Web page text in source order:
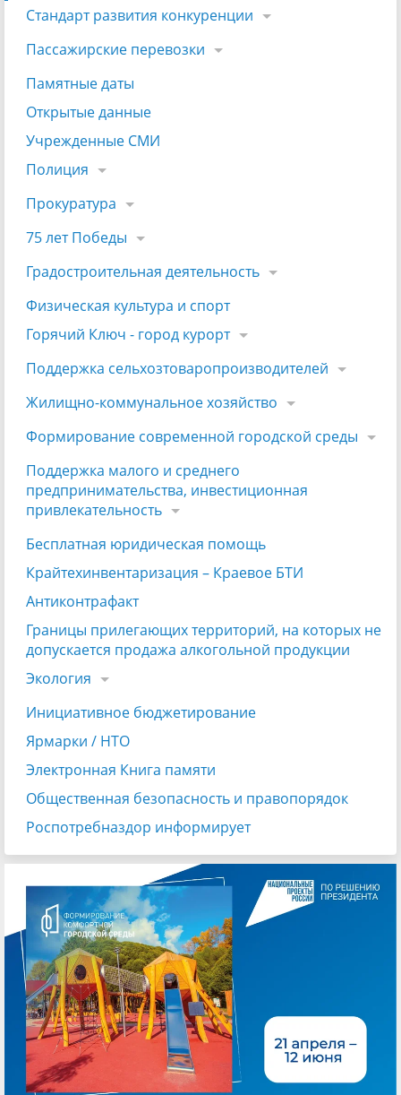
Стандарт развития конкуренции
Пассажирские перевозки
Памятные даты
Открытые данные
Учрежденные СМИ
Полиция
Прокуратура
75 лет Победы
Градостроительная деятельность
Физическая культура и спорт
Горячий Ключ - город курорт
Поддержка сельхозтоваропроизводителей
Жилищно-коммунальное хозяйство
Формирование современной городской среды
Поддержка малого и среднего
предпринимательства, инвестиционная
привлекательность
Бесплатная юридическая помощь
Крайтехинвентаризация – Краевое БТИ
Антиконтрафакт
Границы прилегающих территорий, на которых не
допускается продажа алкогольной продукции
Экология
Инициативное бюджетирование
Ярмарки / НТО
Электронная Книга памяти
Общественная безопасность и правопорядок
Роспотребназдор информирует